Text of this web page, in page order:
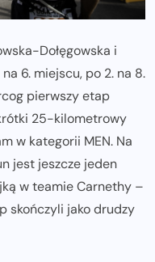
Dołęgowska i
6. miejscu, po 2. na 8.
pierwszy etap
25-kilometrowy
w kategorii MEN. Na
jest jeszcze jeden
w teamie Carnethy –
skończyli jako drudzy